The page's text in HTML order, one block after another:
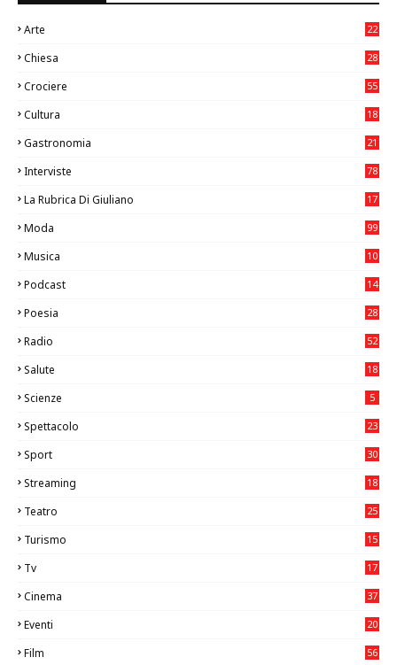
Arte
22
Chiesa
28
Crociere 55
Cultura
18
Gastronomia
21
Interviste 78
La Rubrica Di Giuliano
17
Moda 99
Musica
10
Podcast 14
Poesia 28
Radio 52
Salute
18
Scienze 5
Spettacolo 23
Sport
30
Streaming 18
Teatro
25
Turismo
15
Tv
17
Cinema
37
Eventi
20
Film
56